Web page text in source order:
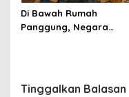
Di Bawah Rumah
Panggung, Negara
Tinggalkan Balasan